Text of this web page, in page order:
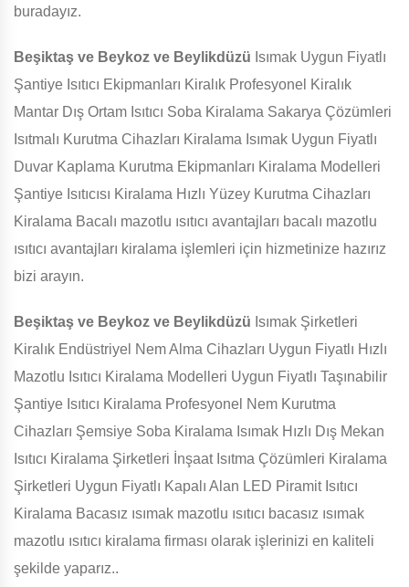
buradayız.
Beşiktaş ve Beykoz ve Beylikdüzü Isımak Uygun Fiyatlı
Şantiye Isıtıcı Ekipmanları Kiralık Profesyonel Kiralık
Mantar Dış Ortam Isıtıcı Soba Kiralama Sakarya Çözümleri
Isıtmalı Kurutma Cihazları Kiralama Isımak Uygun Fiyatlı
Duvar Kaplama Kurutma Ekipmanları Kiralama Modelleri
Şantiye Isıtıcısı Kiralama Hızlı Yüzey Kurutma Cihazları
Kiralama Bacalı mazotlu ısıtıcı avantajları bacalı mazotlu
ısıtıcı avantajları kiralama işlemleri için hizmetinize hazırız
bizi arayın.
Beşiktaş ve Beykoz ve Beylikdüzü Isımak Şirketleri
Kiralık Endüstriyel Nem Alma Cihazları Uygun Fiyatlı Hızlı
Mazotlu Isıtıcı Kiralama Modelleri Uygun Fiyatlı Taşınabilir
Şantiye Isıtıcı Kiralama Profesyonel Nem Kurutma
Cihazları Şemsiye Soba Kiralama Isımak Hızlı Dış Mekan
Isıtıcı Kiralama Şirketleri İnşaat Isıtma Çözümleri Kiralama
Şirketleri Uygun Fiyatlı Kapalı Alan LED Piramit Isıtıcı
Kiralama Bacasız ısımak mazotlu ısıtıcı bacasız ısımak
mazotlu ısıtıcı kiralama firması olarak işlerinizi en kaliteli
şekilde yaparız..